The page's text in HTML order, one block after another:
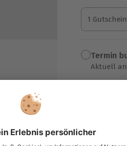
1 Gutschein
1 Gutschein
1 Gutschein
Termin
Aktuell
Wähle im